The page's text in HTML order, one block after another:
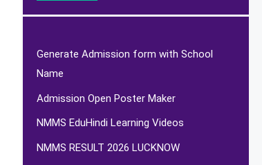
Generate Admission form with School
Name
Admission Open Poster Maker
NMMS EduHindi Learning Videos
NMMS RESULT 2026 LUCKNOW